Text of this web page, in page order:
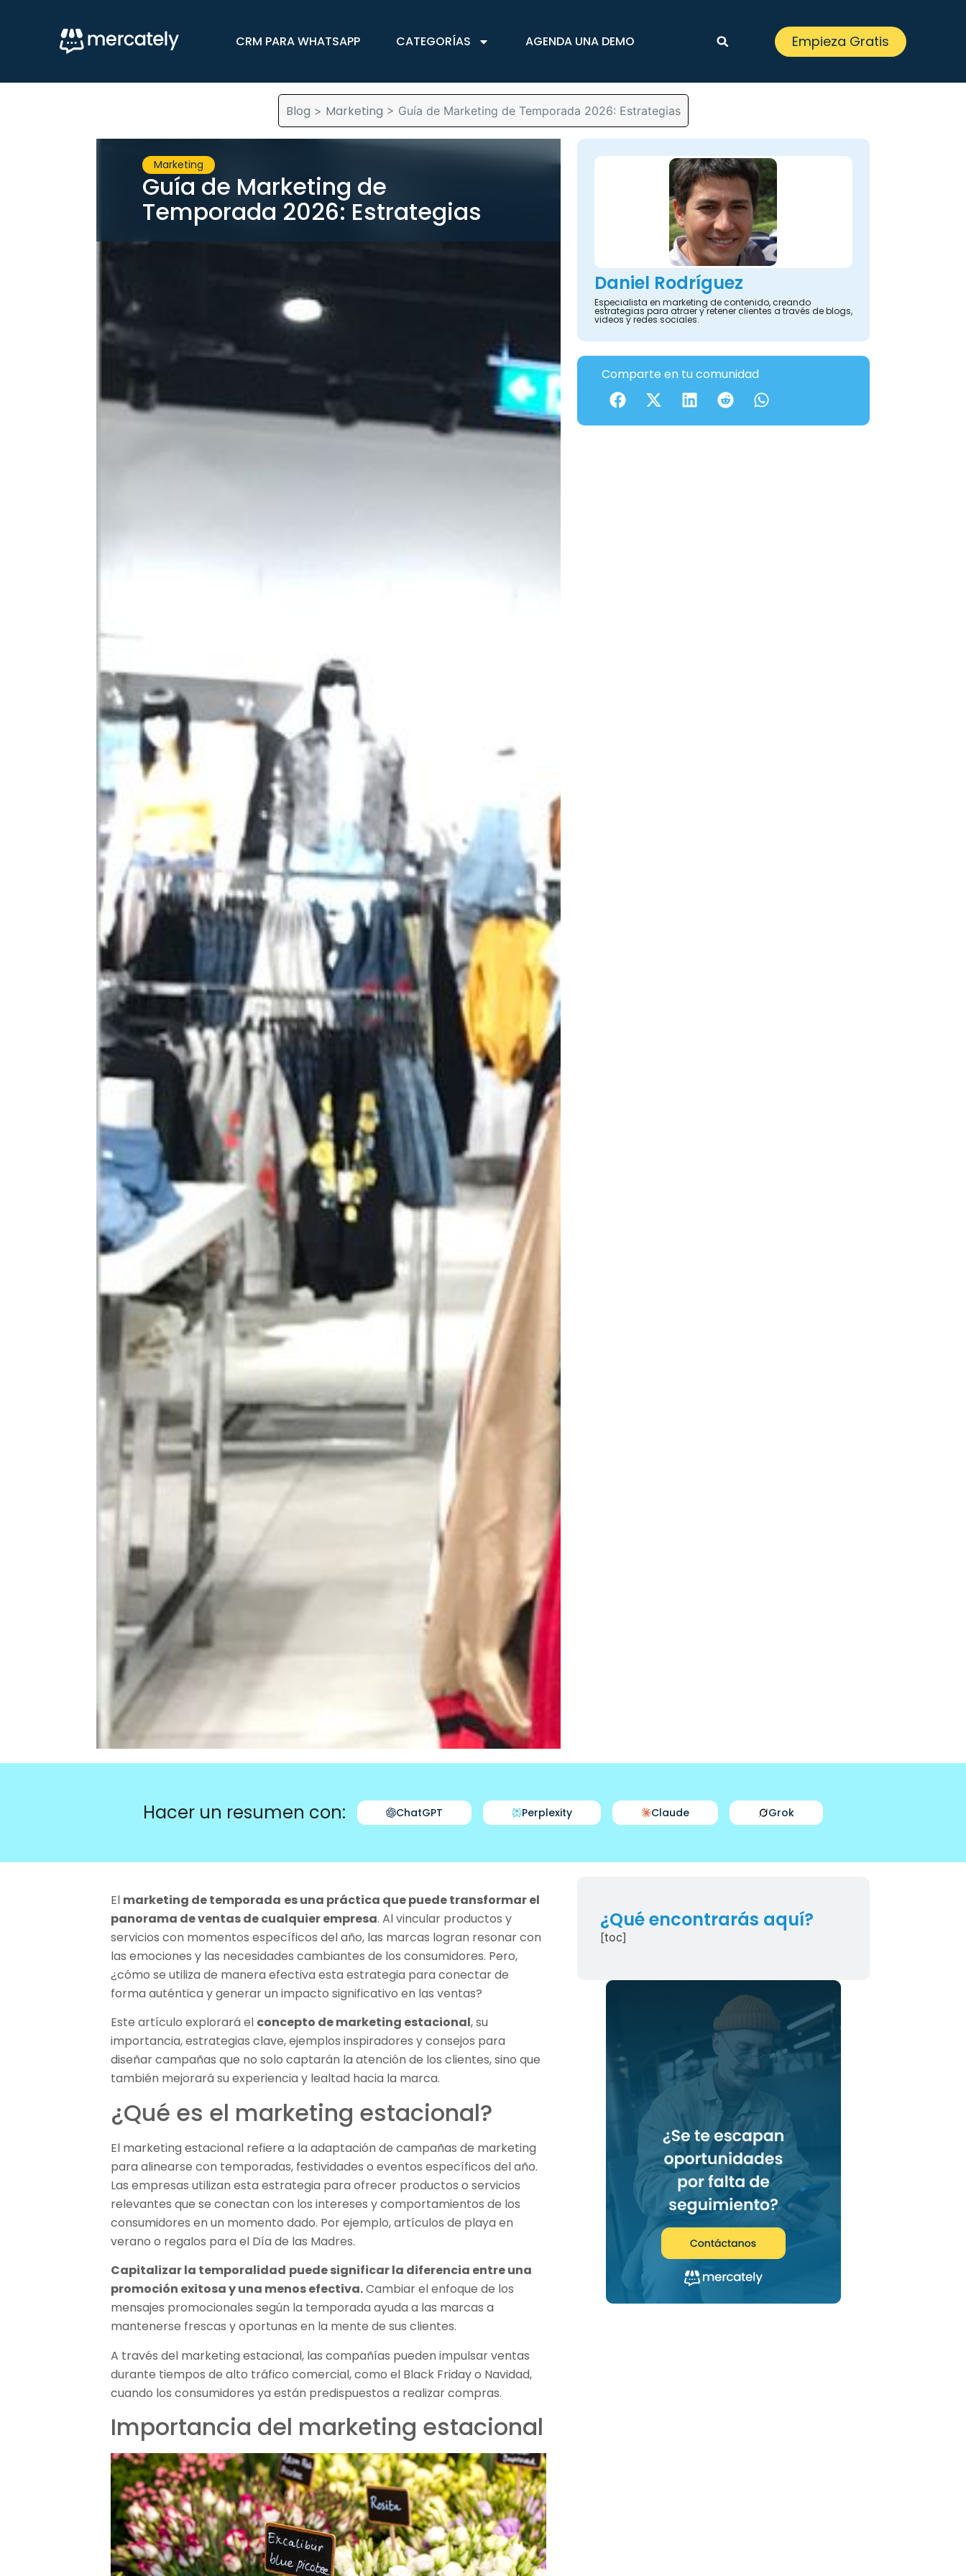
CRM PARA WHATSAPP CATEGORÍAS AGENDA UNA DEMO Empieza Gratis
Blog > Marketing > Guía de Marketing de Temporada 2026: Estrategias
Marketing
Guía de Marketing de
Temporada 2026: Estrategias
Daniel Rodríguez
Especialista en marketing de contenido, creando
estrategias para atraer y retener clientes a través de blogs,
videos y redes sociales.
Comparte en tu comunidad
Hacer un resumen con: ChatGPT Perplexity Claude Grok
El marketing de temporada es una práctica que puede transformar el
panorama de ventas de cualquier empresa. Al vincular productos y
servicios con momentos específicos del año, las marcas logran resonar con
las emociones y las necesidades cambiantes de los consumidores. Pero,
¿cómo se utiliza de manera efectiva esta estrategia para conectar de
forma auténtica y generar un impacto significativo en las ventas?
Este artículo explorará el concepto de marketing estacional, su
importancia, estrategias clave, ejemplos inspiradores y consejos para
diseñar campañas que no solo captarán la atención de los clientes, sino que
también mejorará su experiencia y lealtad hacia la marca.
¿Qué es el marketing estacional?
El marketing estacional refiere a la adaptación de campañas de marketing
para alinearse con temporadas, festividades o eventos específicos del año.
Las empresas utilizan esta estrategia para ofrecer productos o servicios
relevantes que se conectan con los intereses y comportamientos de los
consumidores en un momento dado. Por ejemplo, artículos de playa en
verano o regalos para el Día de las Madres.
Capitalizar la temporalidad puede significar la diferencia entre una
promoción exitosa y una menos efectiva.Cambiar el enfoque de los
mensajes promocionales según la temporada ayuda a las marcas a
mantenerse frescas y oportunas en la mente de sus clientes.
A través del marketing estacional, las compañías pueden impulsar ventas
durante tiempos de alto tráfico comercial, como el Black Friday o Navidad,
cuando los consumidores ya están predispuestos a realizar compras.
Importancia del marketing estacional
¿Qué encontrarás aquí?
[toc]